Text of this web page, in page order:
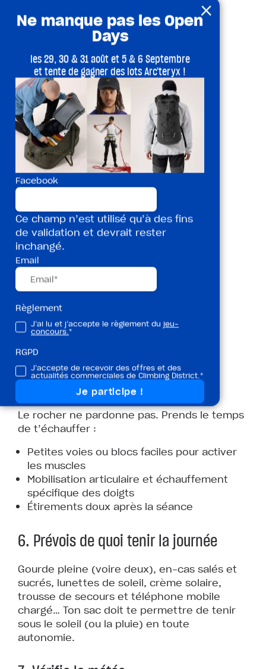
5. Échauffe-toi (vraiment)
Le rocher ne pardonne pas. Prends le temps
de t’échauffer :
Petites voies ou blocs faciles pour activer
les muscles
Mobilisation articulaire et échauffement
spécifique des doigts
Étirements doux après la séance
6. Prévois de quoi tenir la journée
Gourde pleine (voire deux), en-cas salés et
sucrés, lunettes de soleil, crème solaire,
trousse de secours et téléphone mobile
chargé… Ton sac doit te permettre de tenir
sous le soleil (ou la pluie) en toute
autonomie.
×
Ne manque pas les Open
Days
les 29, 30 & 31 août et 5 & 6 Septembre
et tente de gagner des lots Arc'teryx !
Facebook
Ce champ n’est utilisé qu’à des fins
de validation et devrait rester
inchangé.
Email
Règlement
J’ai lu et j’accepte le règlement du jeu-
concours.*
RGPD
J’accepte de recevoir des offres et des
actualités commerciales de Climbing District.*